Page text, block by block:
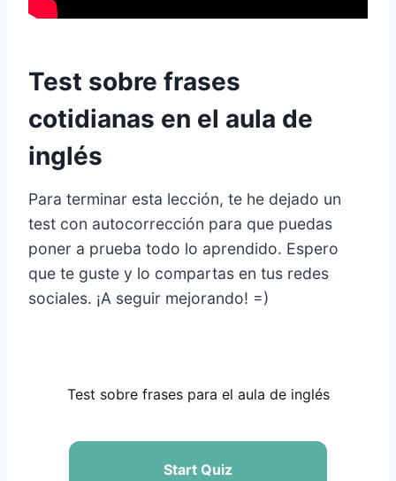
Test sobre frases
cotidianas en el aula de
inglés
Para terminar esta lección, te he dejado un
test con autocorrección para que puedas
poner a prueba todo lo aprendido. Espero
que te guste y lo compartas en tus redes
sociales. ¡A seguir mejorando! =)
Test sobre frases para el aula de inglés
Start Quiz